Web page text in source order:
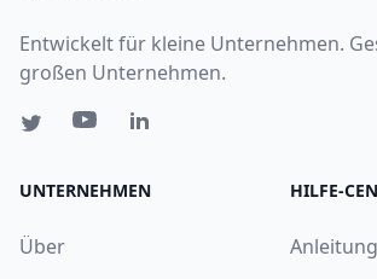
Entwickelt für kleine Unternehmen.
großen Unternehmen.
UNTERNEHMEN
Über
HILFE-